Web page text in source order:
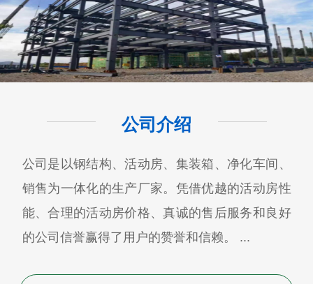
公司介绍
公司是以钢结构、活动房、集装箱、净化车间、
销售为一体化的生产厂家。凭借优越的活动房性
能、合理的活动房价格、真诚的售后服务和良好
的公司信誉赢得了用户的赞誉和信赖。 ...